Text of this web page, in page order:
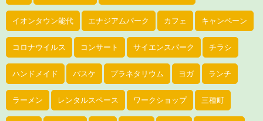
イオンタウン能代 エナジアムパーク カフェ キャンペーン
コロナウイルス コンサート サイエンスパーク チラシ
ハンドメイド バスケ プラネタリウム ヨガ ランチ
ラーメン レンタルスペース ワークショップ 三種町